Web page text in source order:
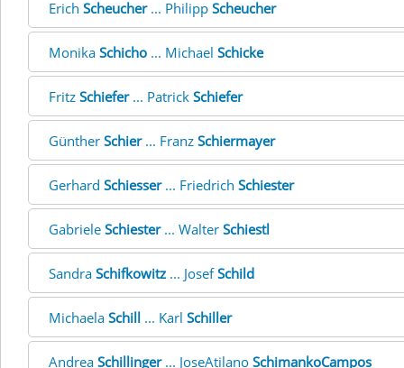
Erich Scheucher... Philipp Scheucher
Monika Schicho ... Michael Schicke
Fritz Schiefer... Patrick Schiefer
Günther Schier... Franz Schiermayer
Gerhard Schiesser... Friedrich Schiester
Gabriele Schiester... Walter Schiestl
Sandra Schifkowitz ... JosefSchild
Michaela Schill ... Karl Schiller
Andrea Schillinger... JoseAtilano SchimankoCampos